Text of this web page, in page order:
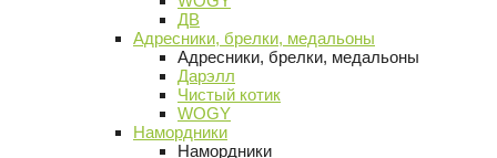
ДВ
Адресники, брелки, медальоны
Адресники, брелки, медальоны
Дарэлл
Чистый котик
WOGY
Намордники
Намордники